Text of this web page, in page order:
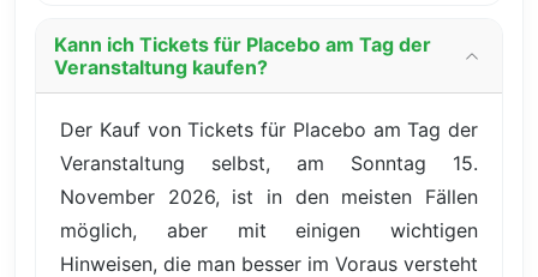
Kann ich Tickets für Placebo am Tag der
Veranstaltung kaufen?
Der Kauf von Tickets für Placebo am Tag der
Veranstaltung selbst, am Sonntag 15.
November 2026, ist in den meisten Fällen
möglich, aber mit einigen wichtigen
Hinweisen, die man besser im Voraus versteht